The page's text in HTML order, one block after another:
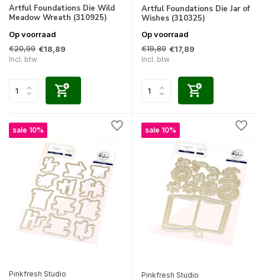
Artful Foundations Die Wild
Meadow Wreath (310925)
Op voorraad
€20,99 €18,89
Incl. btw
Artful Foundations Die Jar of
Wishes (310325)
Op voorraad
€19,89 €17,89
Incl. btw
sale 10%
Pinkfresh Studio
sale 10%
Pinkfresh Studio